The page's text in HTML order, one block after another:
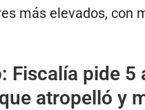
más elevados, con
Fiscalía pide 5
atropelló y